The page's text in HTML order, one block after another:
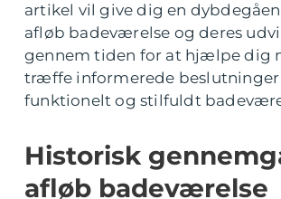
artikel vil give dig en
afløb badeværelse og deres
gennem tiden for at hjælpe dig
træffe informerede beslutninger
funktionelt og stilfuldt
Historisk
afløb badeværelse